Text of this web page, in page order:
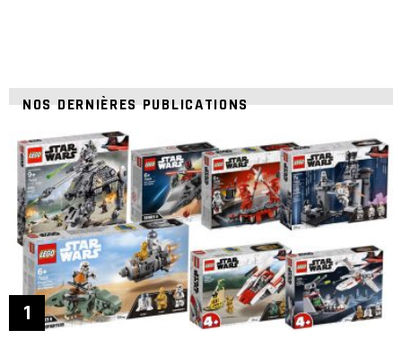
NOS DERNIÈRES PUBLICATIONS